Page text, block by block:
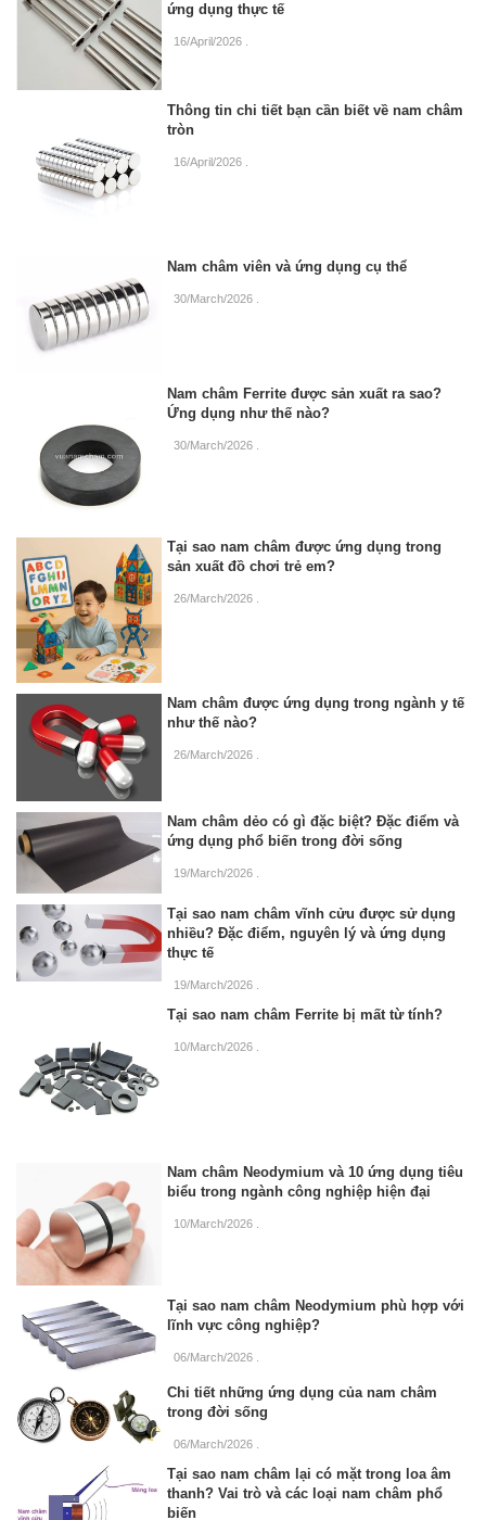
ứng dụng thực tế
16/April/2026
Thông tin chi tiết bạn cần biết về nam châm
tròn
16/April/2026
Nam châm viên và ứng dụng cụ thể
30/March/2026
Nam châm Ferrite được sản xuất ra sao?
Ứng dụng như thế nào?
30/March/2026
Tại sao nam châm được ứng dụng trong
sản xuất đồ chơi trẻ em?
26/March/2026
Nam châm được ứng dụng trong ngành y tế
như thế nào?
26/March/2026 .
Nam châm dẻo có gì đặc biệt? Đặc điểm và
ứng dụng phổ biến trong đời sống
19/March/2026 .
Tại sao nam châm vĩnh cửu được sử dụng
nhiều? Đặc điểm, nguyên lý và ứng dụng
thực tế
19/March/2026 .
Tại sao nam châm Ferrite bị mất từ tính?
10/March/2026 .
Nam châm Neodymium và 10 ứng dụng tiêu
biểu trong ngành công nghiệp hiện đại
10/March/2026
Tại sao nam châm Neodymium phù hợp với
lĩnh vực công nghiệp?
06/March/2026
Chi tiết những ứng dụng của nam châm
trong đời sống
06/March/2026
Tại sao nam châm lại có mặt trong loa âm
thanh? Vai trò và các loại nam châm phổ
biến